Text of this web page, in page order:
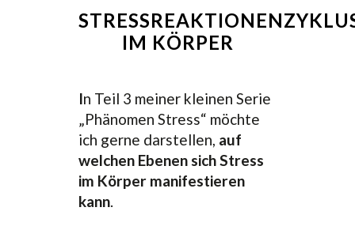
IM KÖRPER
In Teil 3 meiner kleinen Serie
„Phänomen Stress“ möchte
ich gerne darstellen, auf
welchen Ebenen sich Stress
im Körper manifestieren
kann.